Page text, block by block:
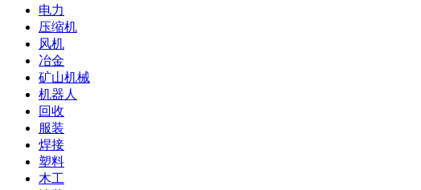
电力
压缩机
风机
冶金
矿山机械
机器人
回收
服装
焊接
塑料
木工